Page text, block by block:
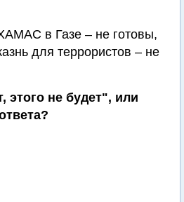
в Газе – не готовы,
для террористов – не
этого не будет", или